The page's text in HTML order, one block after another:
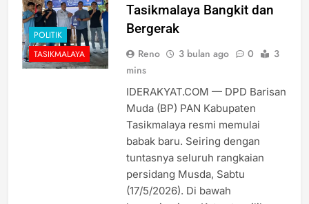
POLITIK
TASIKMALAYA
Tasikmalaya Bangkit dan
Bergerak
Reno 3 bulan ago 0
3
mins
IDERAKYAT.COM — DPD Barisan
Muda (BP) PAN Kabupaten
Tasikmalaya resmi memulai
babak baru. Seiring dengan
tuntasnya seluruh rangkaian
persidang Musda, Sabtu
(17/5/2026). Di bawah